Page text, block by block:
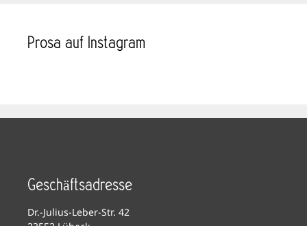
Prosa auf Instagram
Geschäftsadresse
Dr.-Julius-Leber-Str. 42